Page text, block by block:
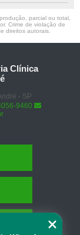
parcial ou total,
Crime de violação de
direitos autorais
Clínica
- SP
9460